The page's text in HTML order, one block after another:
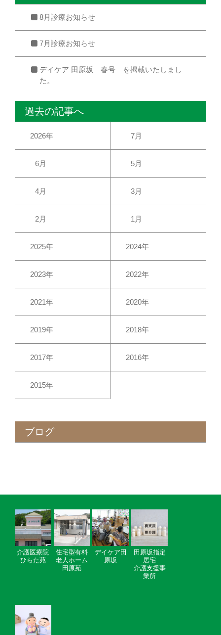
8月診療お知らせ
7月診療お知らせ
デイケア 田原坂 春号 を掲載いたしまし
た。
過去の記事へ
2026年 7月
6月 5月
4月 3月
2月 1月
2025年 2024年
2023年 2022年
2021年 2020年
2019年 2018年
2017年 2016年
2015年
ブログ
介護医療院
ひらた苑
住宅型有料
老人ホーム
田原苑
デイケア田
原坂
田原坂指定
居宅
介護支援事
業所